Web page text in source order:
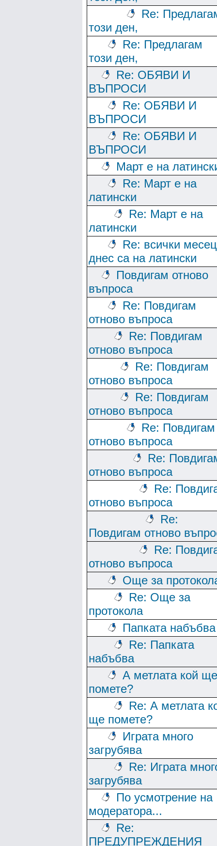
Re:
този ден,
Re: Предлагам
този ден,
Re: ОБЯВИ И
ВЪПРОСИ
Re: ОБЯВИ И
ВЪПРОСИ
Re: ОБЯВИ И
ВЪПРОСИ
Март е на
Re: Март е на
латински
Re: Март е на
латински
Re: всички
днес са на латински
Повдигам отново
въпроса
Re: Повдигам
отново въпроса
Re: Повдигам
отново въпроса
Re: Повдигам
отново въпроса
Re: Повдигам
отново въпроса
Re: Повдигам
отново въпроса
Re:
отново въпроса
Re:
отново въпроса
Re:
Повдигам отново
Re:
отново въпроса
Още за
Re: Още за
протокола
Папката набъбва
Re: Папката
набъбва
А метлата кой ще
помете?
Re: А метлата
ще помете?
Играта много
загрубява
Re: Играта
загрубява
По усмотрение на
модератора...
Re:
ПРЕДУПРЕЖДЕНИЯ